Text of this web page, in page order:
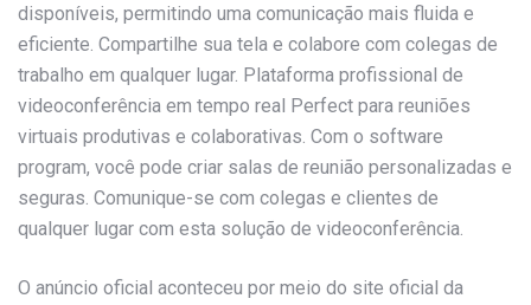
disponíveis, permitindo uma comunicação mais fluida e
eficiente. Compartilhe sua tela e colabore com colegas de
trabalho em qualquer lugar. Plataforma profissional de
videoconferência em tempo real Perfect para reuniões
virtuais produtivas e colaborativas. Com o software
program, você pode criar salas de reunião personalizadas e
seguras. Comunique-se com colegas e clientes de
qualquer lugar com esta solução de videoconferência.
O anúncio oficial aconteceu por meio do site oficial da